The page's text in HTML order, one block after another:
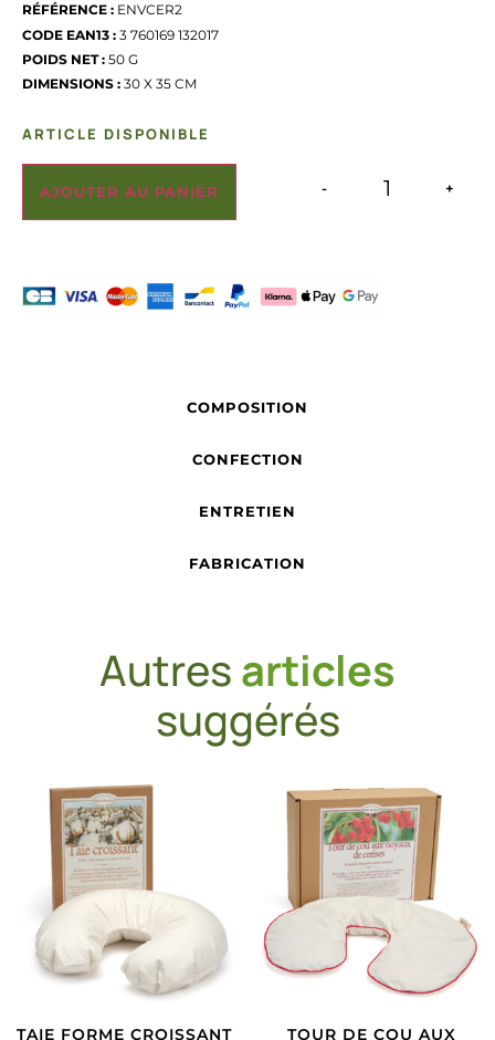
RÉFÉRENCE : ENVCER2
CODE EAN13 : 3 760169 132017
POIDS NET : 50 G
DIMENSIONS : 30 X 35 CM
ARTICLE DISPONIBLE
- +
AJOUTER AU PANIER
COMPOSITION
CONFECTION
ENTRETIEN
FABRICATION
Autresarticles
suggérés
TAIE FORME CROISSANT TOUR DE COU AUX